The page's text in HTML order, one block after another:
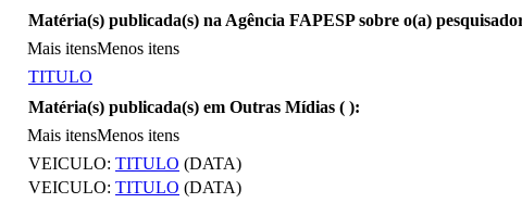
Matéria(s) publicada(s) na Agência FAPESP sobre o(a)
Mais itensMenos itens
TITULO
Matéria(s) publicada(s) em Outras Mídias ( ):
Mais itensMenos itens
VEICULO: TITULO (DATA)
VEICULO: TITULO (DATA)